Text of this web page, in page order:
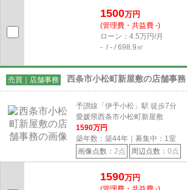
1500万円
(管理費・共益費 -)
ローン：4.5万円/月
- / - / 698.9㎡
売買｜店舗事務 西条市小松町新屋敷の店舗事務
予讃線「伊予小松」駅 徒歩7分
愛媛県西条市小松町新屋敷
1590万円
築年数：築44年｜募集中： 1室
画像点数： 2点 周辺点数： 0点
1590万円